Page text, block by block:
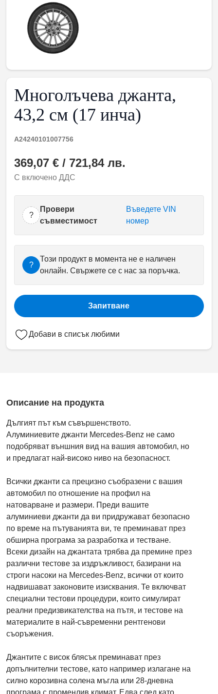
Многолъчева джанта,
43,2 см (17 инча)
A24240101007756
369,07 € / 721,84 лв.
С включено ДДС
?
Провери
съвместимост
Въведете VIN
номер
?
Този продукт в момента не е наличен
онлайн. Свържете се с нас за поръчка.
Запитване
Добави в списък любими
Описание на продукта
Дългият път към съвършенството.
Алуминиевите джанти Mercedes-Benz не само
подобряват външния вид на вашия автомобил, но
и предлагат най-високо ниво на безопасност.
Всички джанти са прецизно съобразени с вашия
автомобил по отношение на профил на
натоварване и размери. Преди вашите
алуминиеви джанти да ви придружават безопасно
по време на пътуванията ви, те преминават през
обширна програма за разработка и тестване.
Всеки дизайн на джантата трябва да премине през
различни тестове за издръжливост, базирани на
строги насоки на Mercedes-Benz, всички от които
надвишават законовите изисквания. Те включват
специални тестови процедури, които симулират
реални предизвикателства на пътя, и тестове на
материалите в най-съвременни рентгенови
съоръжения.
Джантите с висок блясък преминават през
допълнителни тестове, като например излагане на
силно корозивна солена мъгла или 28-дневна